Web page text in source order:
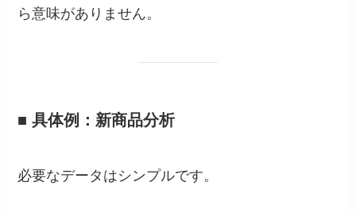
ら意味がありません。
■ 具体例：新商品分析
必要なデータはシンプルです。